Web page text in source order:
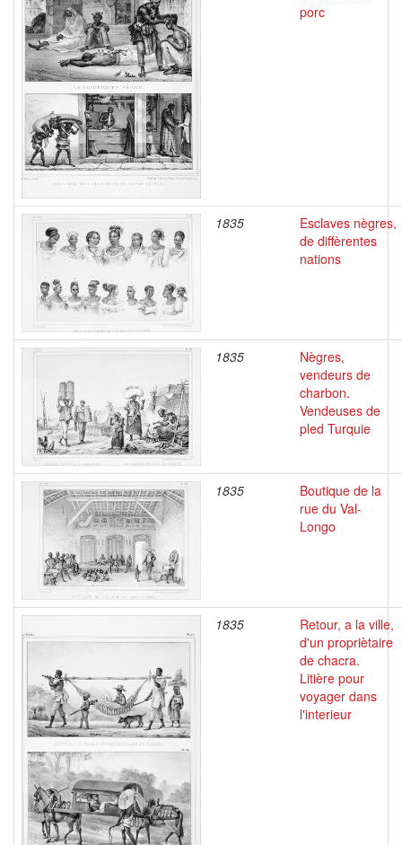
porc
1835
Esclaves nègres,
de diffèrentes
nations
1835
Nègres,
vendeurs de
charbon.
Vendeuses de
pled Turquie
1835
Boutique de la
rue du Val-
Longo
1835
Retour, a la ville,
d'un propriètaire
de chacra.
Litière pour
voyager dans
l'interieur